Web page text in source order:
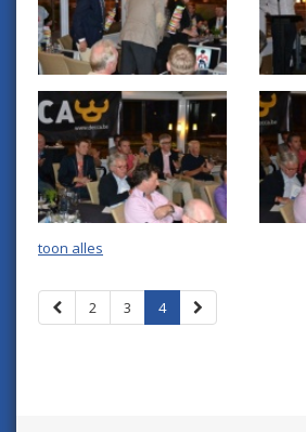
toon alles
2 3 4